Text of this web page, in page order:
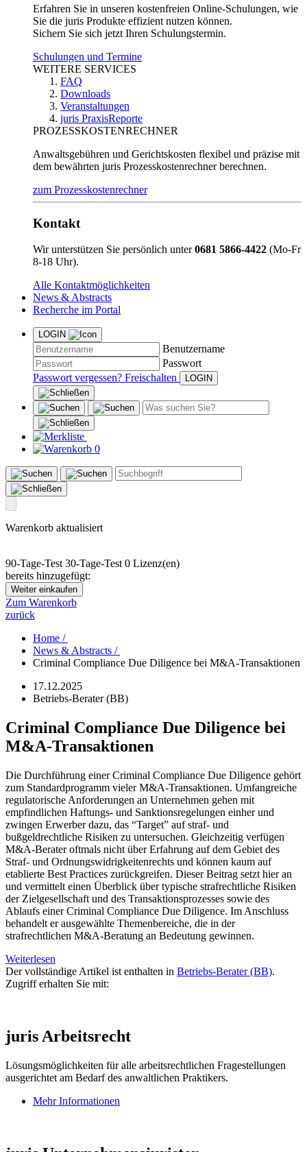
Erfahren Sie in unseren kostenfreien Online-Schulungen, wie
Sie die juris Produkte effizient nutzen können.
Sichern Sie sich jetzt Ihren Schulungstermin.
Schulungen und Termine
WEITERE SERVICES
FAQ
Downloads
Veranstaltungen
juris PraxisReporte
PROZESSKOSTENRECHNER
Anwaltsgebühren und Gerichtskosten flexibel und präzise mit
dem bewährten juris Prozesskostenrechner berechnen.
zum Prozesskostenrechner
Kontakt
Wir unterstützen Sie persönlich unter0681 5866-4422 (Mo-Fr
8-18 Uhr).
Alle Kontaktmöglichkeiten
News & Abstracts
Recherche im Portal
LOGIN
Benutzername
Passwort
Passwort vergessen? Freischalten
0
Warenkorb aktualisiert
90-Tage-Test 30-Tage-Test 0 Lizenz(en)
bereits hinzugefügt:
Weiter einkaufen
Zum Warenkorb
zurück
Home /
News & Abstracts /
Criminal Compliance Due Diligence bei M&A-Transaktionen
17.12.2025
Betriebs-Berater (BB)
Criminal Compliance Due Diligence bei
M&A-Transaktionen
Die Durchführung einer Criminal Compliance Due Diligence gehört
zum Standardprogramm vieler M&A-Transaktionen. Umfangreiche
regulatorische Anforderungen an Unternehmen gehen mit
empfindlichen Haftungs- und Sanktionsregelungen einher und
zwingen Erwerber dazu, das “Target” auf straf- und
bußgeldrechtliche Risiken zu untersuchen. Gleichzeitig verfügen
M&A-Berater oftmals nicht über Erfahrung auf dem Gebiet des
Straf- und Ordnungswidrigkeitenrechts und können kaum auf
etablierte Best Practices zurückgreifen. Dieser Beitrag setzt hier an
und vermittelt einen Überblick über typische strafrechtliche Risiken
der Zielgesellschaft und des Transaktionsprozesses sowie des
Ablaufs einer Criminal Compliance Due Diligence. Im Anschluss
behandelt er ausgewählte Themenbereiche, die in der
strafrechtlichen M&A-Beratung an Bedeutung gewinnen.
Weiterlesen
Der vollständige Artikel ist enthalten in Betriebs-Berater (BB).
Zugriff erhalten Sie mit:
juris Arbeitsrecht
Lösungsmöglichkeiten für alle arbeitsrechtlichen Fragestellungen
ausgerichtet am Bedarf des anwaltlichen Praktikers.
Mehr Informationen